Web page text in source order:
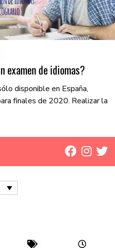
examen de idiomas?
disponible en España,
finales de 2020. Realizar la